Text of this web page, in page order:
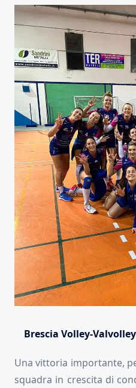
Brescia Volley-Valvolley
Una vittoria importante,
squadra in crescita di